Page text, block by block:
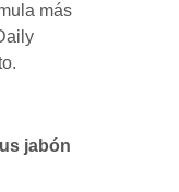
más
jabón